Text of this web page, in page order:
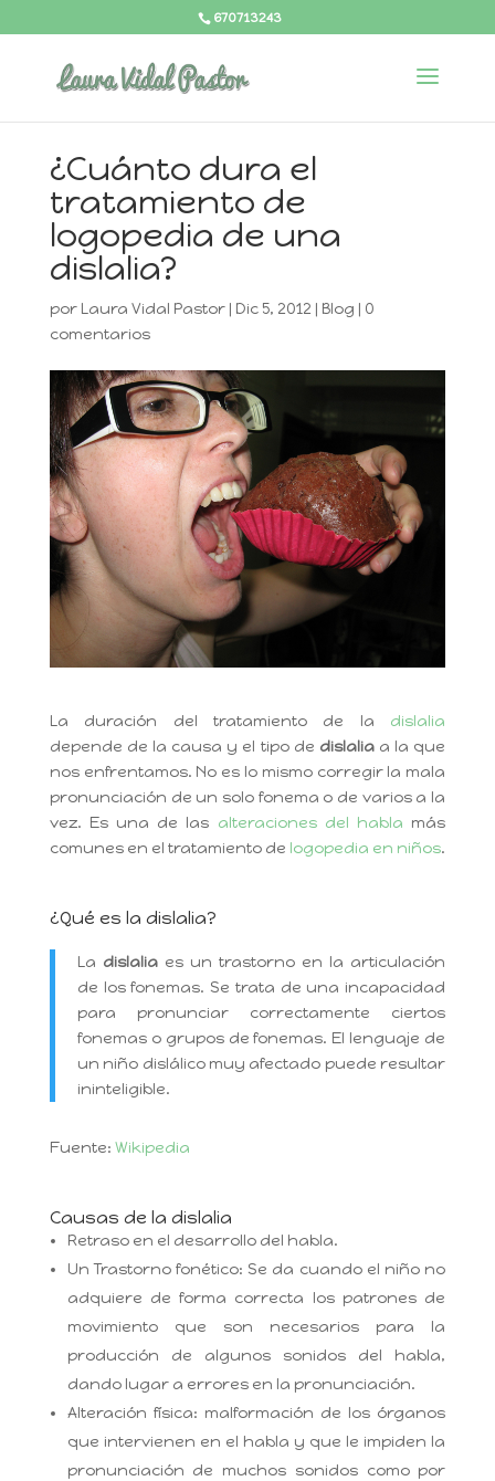
670713243
¿Cuánto dura el
tratamiento de
logopedia de una
dislalia?
por Laura Vidal Pastor| Dic 5, 2012 | Blog | 0
comentarios
La duración del tratamiento de la dislalia
depende de la causa y el tipo de dislaliaa la que
nos enfrentamos. No es lo mismo corregir la mala
pronunciación de un solo fonema o de varios a la
vez. Es una de las alteraciones del habla más
comunes en el tratamiento de logopedia en niños.
¿Qué es la dislalia?
La dislaliaes un trastorno en la articulación
de los fonemas. Se trata de una incapacidad
para pronunciar correctamente ciertos
fonemas o grupos de fonemas. El lenguaje de
un niño dislálico muy afectado puede resultar
ininteligible.
Fuente: Wikipedia
Causas de la dislalia
Retraso en el desarrollo del habla.
Un Trastorno fonético: Se da cuando el niño no
adquiere de forma correcta los patrones de
movimiento que son necesarios para la
producción de algunos sonidos del habla,
dando lugar a errores en la pronunciación.
Alteración física: malformación de los órganos
que intervienen en el habla y que le impiden la
pronunciación de muchos sonidos como por